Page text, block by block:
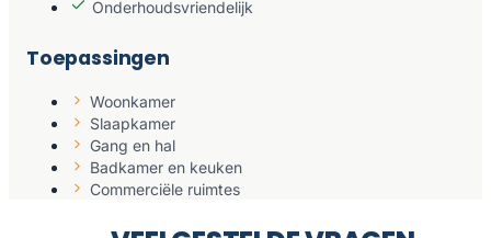
Onderhoudsvriendelijk
Toepassingen
Woonkamer
Slaapkamer
Gang en hal
Badkamer en keuken
Commerciële ruimtes